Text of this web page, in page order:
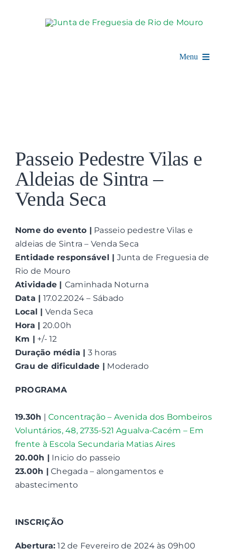
Menu
Balcão Digital
Notícias e Eventos
Contactos
Associações
Larger
Image
Passeio Pedestre Vilas e
Aldeias de Sintra –
Venda Seca
Nome do evento | Passeio pedestre Vilas e
aldeias de Sintra – Venda Seca
Entidade responsável | Junta de Freguesia de
Rio de Mouro
Atividade | Caminhada Noturna
Data | 17.02.2024 – Sábado
Local | Venda Seca
Hora | 20.00h
Km | +/- 12
Duração média | 3 horas
Grau de dificuldade | Moderado
PROGRAMA
19.30h |Concentração – Avenida dos Bombeiros
Voluntários, 48, 2735-521 Agualva-Cacém – Em
frente à Escola Secundaria Matias Aires
20.00h | Inicio do passeio
23.00h | Chegada – alongamentos e
abastecimento
INSCRIÇÃO
Abertura: 12 de Fevereiro de 2024 às 09h00